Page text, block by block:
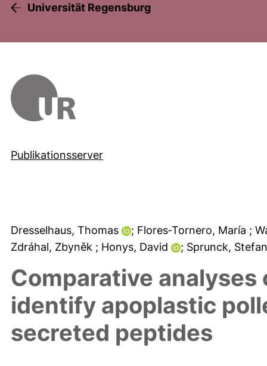
Universität Regensburg
Publikationsserver
Dresselhaus, Thomas ; Flores‑Tornero, María ;
Zdráhal, Zbyněk ; Honys, David ; Sprunck,
Comparative
identify apoplastic
secreted peptides